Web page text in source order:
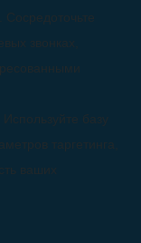
звонках,
базу
таргетинга,
ваших